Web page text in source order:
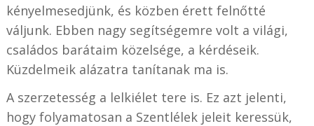
kényelmesedjünk, és közben érett felnőtté
váljunk. Ebben nagy segítségemre volt a világi,
családos barátaim közelsége, a kérdéseik.
Küzdelmeik alázatra tanítanak ma is.
A szerzetesség a lelkiélet tere is. Ez azt jelenti,
hogy folyamatosan a Szentlélek jeleit keressük,